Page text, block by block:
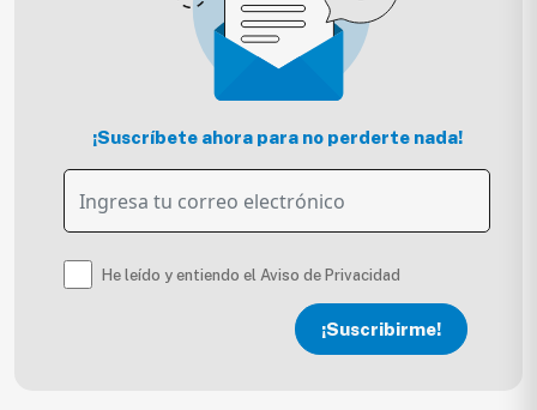
¡Suscríbete ahora para no perderte nada!
He leído y entiendo el Aviso de Privacidad
¡Suscribirme!